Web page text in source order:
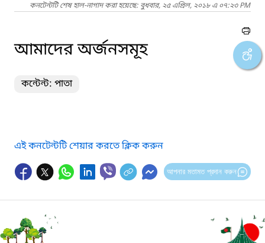
কনটেন্টটি শেষ হাল-নাগাদ করা হয়েছে: বুধবার, ২৫ এপ্রিল, ২০১৮ এ ০৭:২৩ PM
আমাদের অর্জনসমূহ
কন্টেন্ট: পাতা
এই কনটেন্টটি শেয়ার করতে ক্লিক করুন
আপনার মতামত প্রদান করুন